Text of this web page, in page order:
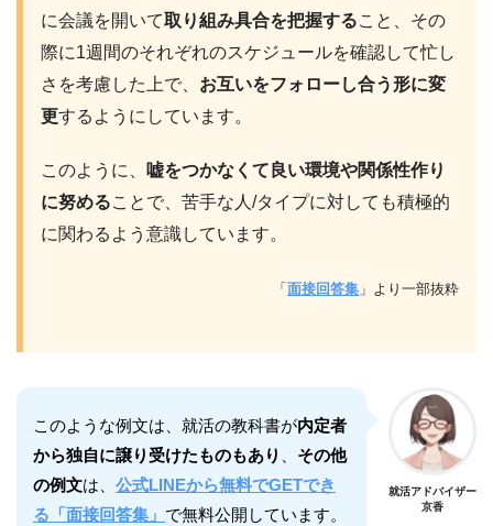
に会議を開いて取り組み具合を把握すること、その
際に1週間のそれぞれのスケジュールを確認して忙し
さを考慮した上で、 お互いをフォローし合う形に変
更するようにしています。
このように、
嘘をつかなくて良い環境や関係性作り
に努めることで、苦手な人/タイプに対しても積極的
に関わるよう意識しています。
「 面接回答集 」より一部抜粋
このような例文は、就活の教科書が内定者
から独自に譲り受けたものもあり
その他
の例文は、 公式LINEから無料でGETでき
る「面接回答集」 で無料公開しています。
就活アドバイザー
京香